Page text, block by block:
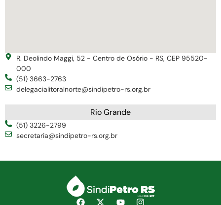
R. Deolindo Maggi, 52 - Centro de Osório - RS, CEP 95520-
000
(51) 3663-2763
delegacialitoralnorte@sindipetro-rs.org.br
Rio Grande
(51) 3226-2799
secretaria@sindipetro-rs.org.br